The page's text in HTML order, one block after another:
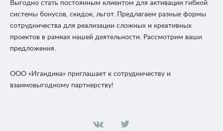
Выгодно стать постоянным клиентом для активации гибкой
системы бонусов, скидок, льгот. Предлагаем разные формы
сотрудничества для реализации сложных и креативных
проектов в рамках нашей деятельности. Рассмотрим ваши
предложения.
ООО «Игандика» приглашает к сотрудничеству и
взаимовыгодному партнерству!